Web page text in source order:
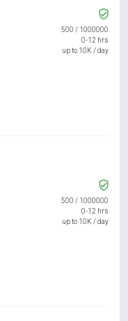
500 / 1000000
0-12 hrs
up to 10K / day
500 / 1000000
0-12 hrs
up to 10K / day